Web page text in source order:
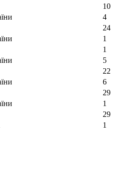
10
4
24
1
1
5
22
6
29
1
29
1